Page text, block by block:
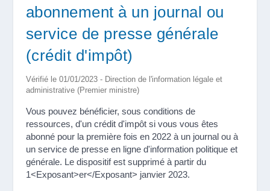
abonnement à un journal ou
service de presse générale
(crédit d'impôt)
Vérifié le 01/01/2023 - Direction de l'information légale et
administrative (Premier ministre)
Vous pouvez bénéficier, sous conditions de
ressources, d'un crédit d'impôt si vous vous êtes
abonné pour la première fois en 2022 à un journal ou à
un service de presse en ligne d'information politique et
générale. Le dispositif est supprimé à partir du
1<Exposant>er</Exposant> janvier 2023.